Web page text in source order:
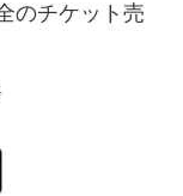
のチケット売